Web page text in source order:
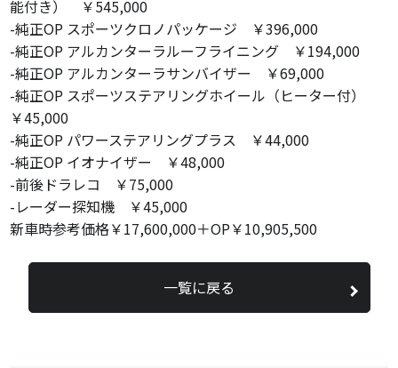
能付き） ￥545,000
-純正OP スポーツクロノパッケージ ￥396,000
-純正OP アルカンターラルーフライニング ￥194,000
-純正OP アルカンターラサンバイザー ￥69,000
-純正OP スポーツステアリングホイール（ヒーター付）
￥45,000
-純正OP パワーステアリングプラス ￥44,000
-純正OP イオナイザー ￥48,000
-前後ドラレコ ￥75,000
-レーダー探知機 ￥45,000
新車時参考価格￥17,600,000＋OP￥10,905,500
一覧に戻る